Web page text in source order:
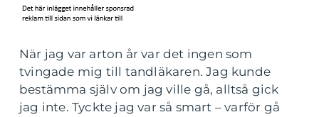
När jag var arton år var det ingen som
tvingade mig till tandläkaren. Jag kunde
bestämma själv om jag ville gå, alltså gick
jag inte. Tyckte jag var så smart – varför gå